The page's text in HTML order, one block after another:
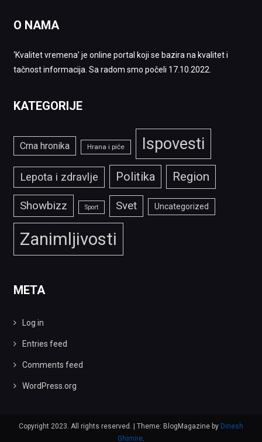
O NAMA
‘Kvalitet vremena’ je online portal koji se bazira na kvalitet i
tačnost informacija. Sa radom smo počeli 17.10.2022.
KATEGORIJE
Crna hronika Hrana i piće Ispovesti
Lepota i zdravlje Politika Region
Showbizz Sport Svet Uncategorized
Zanimljivosti
META
Log in
Entries feed
Comments feed
WordPress.org
Copyright 2023. All rights reserved. Theme: BlogMagazine by Dinesh
Ghimire.